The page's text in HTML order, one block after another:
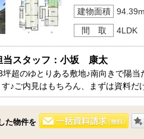
建物面積
間 取
4LDK
当スタッフ：小坂　康太
坪超のゆとりある敷地♪南向きで陽
す♪ご内見はもちろん、まずは資料
た物件を